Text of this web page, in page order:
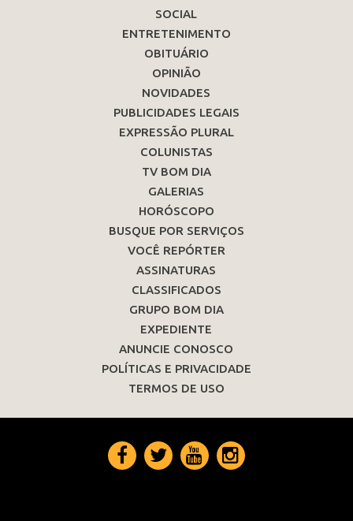
SOCIAL
ENTRETENIMENTO
OBITUÁRIO
OPINIÃO
NOVIDADES
PUBLICIDADES LEGAIS
EXPRESSÃO PLURAL
COLUNISTAS
TV BOM DIA
GALERIAS
HORÓSCOPO
BUSQUE POR SERVIÇOS
VOCÊ REPÓRTER
ASSINATURAS
CLASSIFICADOS
GRUPO BOM DIA
EXPEDIENTE
ANUNCIE CONOSCO
POLÍTICAS E PRIVACIDADE
TERMOS DE USO